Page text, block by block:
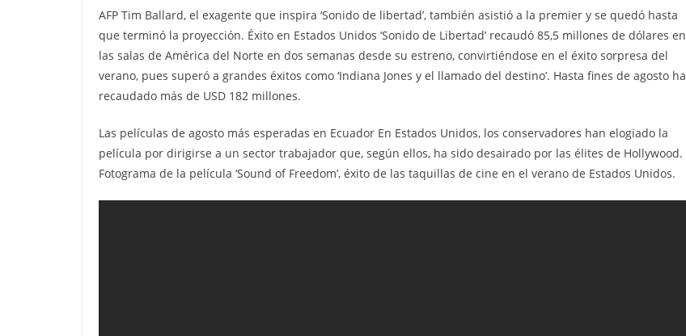
AFP Tim Ballard, el exagente que inspira ‘Sonido de libertad’, también asistió a la premier y se quedó hasta
que terminó la proyección. Éxito en Estados Unidos ‘Sonido de Libertad’ recaudó 85,5 millones de dólares en
las salas de América del Norte en dos semanas desde su estreno, convirtiéndose en el éxito sorpresa del
verano, pues superó a grandes éxitos como ‘Indiana Jones y el llamado del destino’. Hasta fines de agosto ha
recaudado más de USD 182 millones.
Las películas de agosto más esperadas en Ecuador En Estados Unidos, los conservadores han elogiado la
película por dirigirse a un sector trabajador que, según ellos, ha sido desairado por las élites de Hollywood.
Fotograma de la película ‘Sound of Freedom’, éxito de las taquillas de cine en el verano de Estados Unidos.